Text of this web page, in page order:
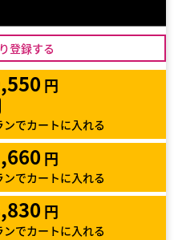
登録する
円
でカートに入れる
円
でカートに入れる
円
でカートに入れる